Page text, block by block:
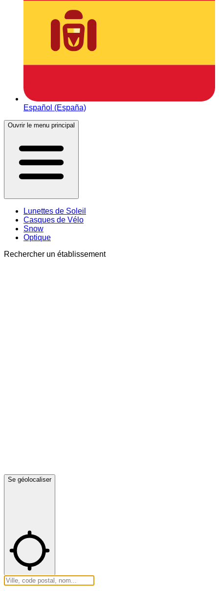
Español (España)
Ouvrir le menu principal
Lunettes de Soleil
Casques de Vélo
Snow
Optique
Rechercher un établissement
Se géolocaliser